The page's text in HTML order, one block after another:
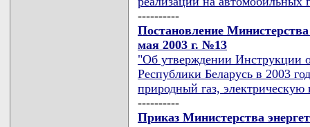
----------
Постановление
мая 2003 г. №13
"Об утверждении Инструкции
Республики Беларусь в 2003
природный газ,
----------
Приказ Министерства